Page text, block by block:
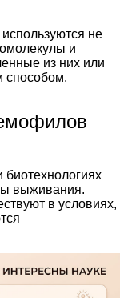
не
и
из них или
способом.
биотехнологиях
выживания.
в условиях,